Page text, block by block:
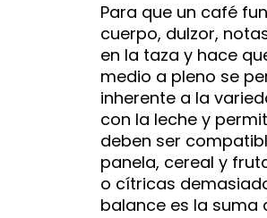
Para que un café
cuerpo, dulzor,
en la taza y hace
medio a pleno se
inherente a la
con la leche y
deben ser
panela, cereal y
o cítricas
balance es la suma